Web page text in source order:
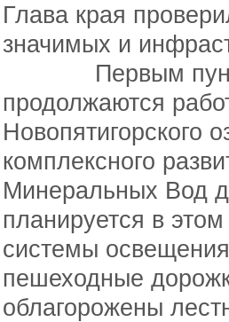
Глава края
значимых и
Первым
продолжаются
Новопятигорского
комплексного
Минеральных Вод
планируется в
системы
пешеходные
облагорожены